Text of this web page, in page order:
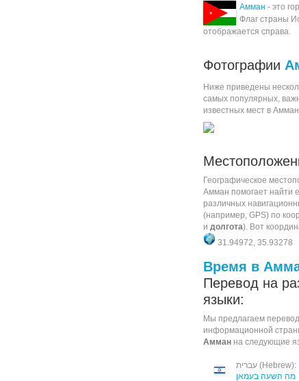
Амман - это
Флаг страны
отображается справа.
Фотографии
Ниже приведены
самых популярных,
известных мест в
Географическое
Амман помогает найти
различных
(например, GPS) по
и долгота). Вот
31.94972, 35.93278
Время в
Перевод на
языки:
Мы предлагаем
информационной
Амман на следующие
עברית (Hebrew):
מה השעה בעמאן